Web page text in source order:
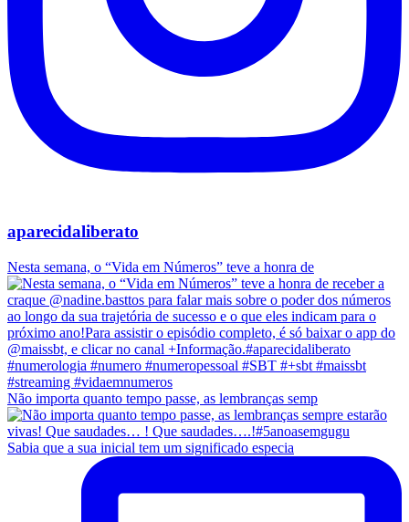
aparecidaliberato
Nesta semana, o “Vida em Números” teve a honra de
Não importa quanto tempo passe, as lembranças semp
Sabia que a sua inicial tem um significado especia